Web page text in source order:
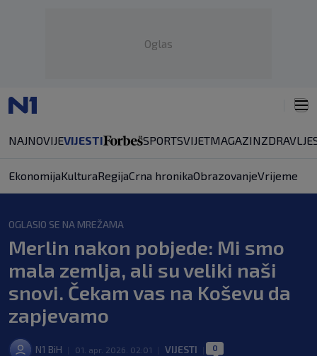
Oglas
NAJNOVIJEVIJESTI SPORTSVIJETMAGAZINZDRAVLJE
EkonomijaKulturaRegijaCrna hronikaObrazovanjeVrijeme
OGLASIO SE NA MREŽAMA
Merlin nakon pobjede: Mi smo
mala zemlja, ali su veliki naši
snovi. Čekam vas na Koševu da
zapjevamo
N1 BiH 01. apr. 2026. 02:01 VIJESTI 0